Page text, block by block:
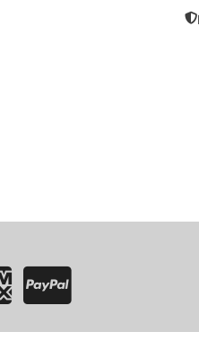
American Express